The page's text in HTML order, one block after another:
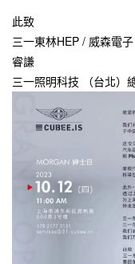
此致
三一東林HEP / 威森電
睿謙
三一照明科技 （台北）